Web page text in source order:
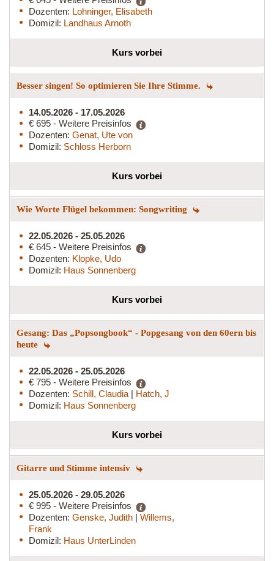
Dozenten: Lohninger, Elisabeth
Domizil: Landhaus Arnoth
Kurs vorbei
Besser singen! So optimieren Sie Ihre Stimme.
14.05.2026 - 17.05.2026
€ 695 - Weitere Preisinfos
Dozenten: Genat, Ute von
Domizil: Schloss Herborn
Kurs vorbei
Wie Worte Flügel bekommen: Songwriting
22.05.2026 - 25.05.2026
€ 645 - Weitere Preisinfos
Dozenten: Klopke, Udo
Domizil: Haus Sonnenberg
Kurs vorbei
Gesang: Das „Popsongbook“ - Popgesang von den 60ern bis
heute
22.05.2026 - 25.05.2026
€ 795 - Weitere Preisinfos
Dozenten: Schill, Claudia | Hatch, J
Domizil: Haus Sonnenberg
Kurs vorbei
Gitarre und Stimme intensiv
25.05.2026 - 29.05.2026
€ 995 - Weitere Preisinfos
Dozenten: Genske, Judith | Willems,
Frank
Domizil: Haus UnterLinden